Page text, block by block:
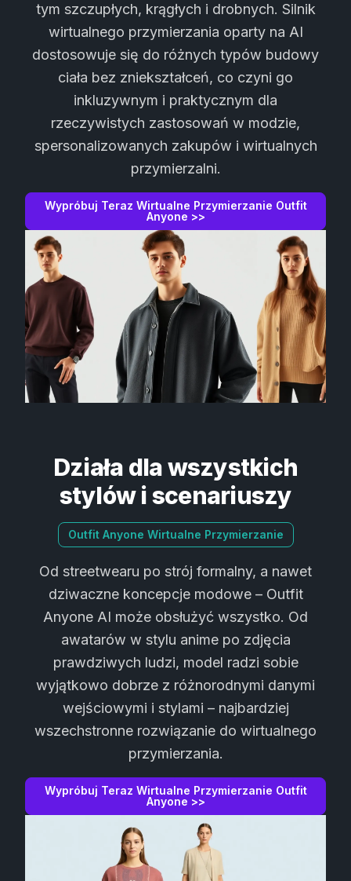
tym szczupłych, krągłych i drobnych. Silnik
wirtualnego przymierzania oparty na AI
dostosowuje się do różnych typów budowy
ciała bez zniekształceń, co czyni go
inkluzywnym i praktycznym dla
rzeczywistych zastosowań w modzie,
spersonalizowanych zakupów i wirtualnych
przymierzalni.
Wypróbuj Teraz Wirtualne Przymierzanie Outfit
Anyone >>
Działa dla wszystkich
stylów i scenariuszy
Outfit Anyone Wirtualne Przymierzanie
Od streetwearu po strój formalny, a nawet
dziwaczne koncepcje modowe – Outfit
Anyone AI może obsłużyć wszystko. Od
awatarów w stylu anime po zdjęcia
prawdziwych ludzi, model radzi sobie
wyjątkowo dobrze z różnorodnymi danymi
wejściowymi i stylami – najbardziej
wszechstronne rozwiązanie do wirtualnego
przymierzania.
Wypróbuj Teraz Wirtualne Przymierzanie Outfit
Anyone >>